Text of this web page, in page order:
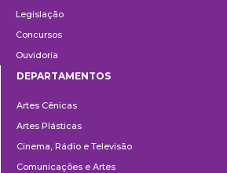
Legislação
Concursos
Ouvidoria
DEPARTAMENTOS
Artes Cênicas
Artes Plásticas
Cinema, Rádio e Televisão
Comunicações e Artes